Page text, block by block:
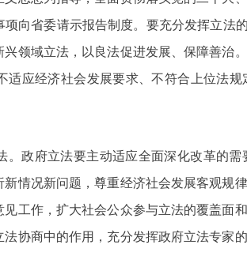
向省委请示报告制度。要充分发挥立法
领域立法，以良法促进发展、保障善治
应经济社会发展要求、不符合上位法
。政府立法要主动适应全面深化改革的
情况新问题，尊重经济社会发展客观规
工作，扩大社会公众参与立法的覆盖面
协商中的作用，充分发挥政府立法专家